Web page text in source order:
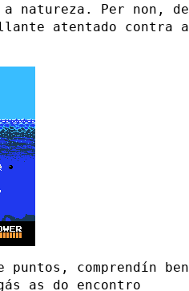
natureza. Per non, de
atentado contra a
puntos, comprendín ben
as do encontro